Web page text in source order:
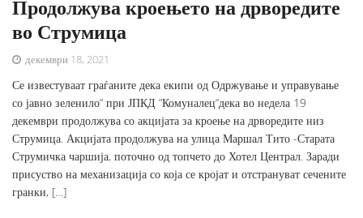
Продолжува кроењето на дрворедите
во Струмица
декември 18, 2021
Се известуваат граѓаните дека екипи од Одржување и управување
со јавно зеленило“ при ЈПКД “Комуналец“дека во недела 19
декември продолжува со акцијата за кроење на дрворедите низ
Струмица. Акцијата продолжува на улица Маршал Тито -Старата
Струмичка чаршија, поточно од топчето до Хотел Централ. Заради
присуство на механизација со која се кројат и отстрануват сечените
гранки, […]